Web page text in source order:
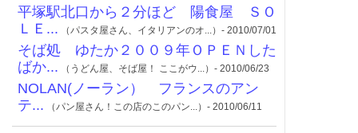
平塚駅北口から２分ほど 陽食屋 ＳＯ
ＬＥ... （パスタ屋さん、イタリアンのオ...）- 2010/07/01
そば処 ゆたか２００９年ＯＰＥＮした
ばか... （うどん屋、そば屋！ ここがウ...）- 2010/06/23
NOLAN(ノーラン） フランスのアン
テ... （パン屋さん！この店のこのパン...）- 2010/06/11